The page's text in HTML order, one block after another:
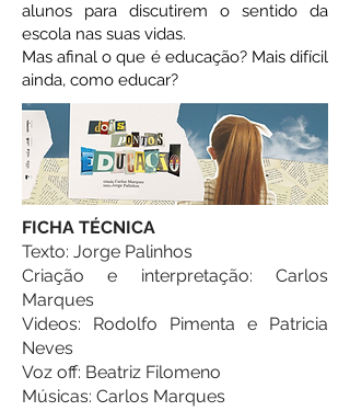
alunos para discutirem o sentido da
escola nas suas vidas.
Mas afinal o que é educação? Mais difícil
ainda, como educar?
FICHA TÉCNICA
Texto: Jorge Palinhos
Criação e interpretação: Carlos
Marques
Videos: Rodolfo Pimenta e Patricia
Neves
Voz off: Beatriz Filomeno
Músicas: Carlos Marques